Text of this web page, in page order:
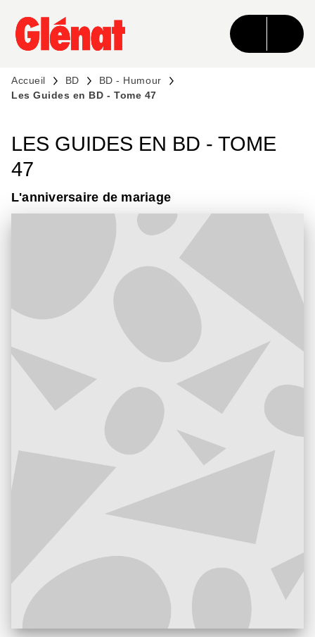
MENU RECHERCHE CONTENU
PIED DE PAGE
Accueil BD
BD - Humour
Les Guides en BD - Tome 47
LES GUIDES EN BD - TOME
47
L'anniversaire de mariage